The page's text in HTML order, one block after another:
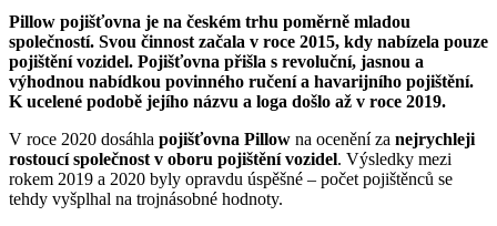
Pillow pojišťovna je na českém trhu poměrně mladou
společností. Svou činnost začala v roce 2015, kdy nabízela pouze
pojištění vozidel. Pojišťovna přišla s revoluční, jasnou a
výhodnou nabídkou povinného ručení a havarijního pojištění.
K ucelené podobě jejího názvu a loga došlo až v roce 2019.
V roce 2020 dosáhla pojišťovna Pillow na ocenění za nejrychleji
rostoucí společnost v oboru pojištění vozidel. Výsledky mezi
rokem 2019 a 2020 byly opravdu úspěšné – počet pojištěnců se
tehdy vyšplhal na trojnásobné hodnoty.